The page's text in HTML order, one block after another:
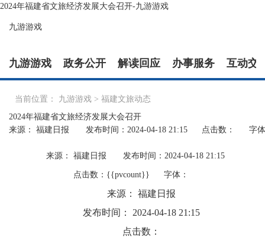
2024年福建省文旅经济发展大会召开-九游游戏
九游游戏
九游游戏 政务公开 解读回应 办事服务 互动交
当前位置： 九游游戏 > 福建文旅动态
2024年福建省文旅经济发展大会召开
来源： 福建日报
发布时间：2024-04-18 21:15 点击数： 字
来源： 福建日报 发布时间：2024-04-18 21:15
点击数：{{pvcount}} 字体：
来源： 福建日报
发布时间： 2024-04-18 21:15
点击数：